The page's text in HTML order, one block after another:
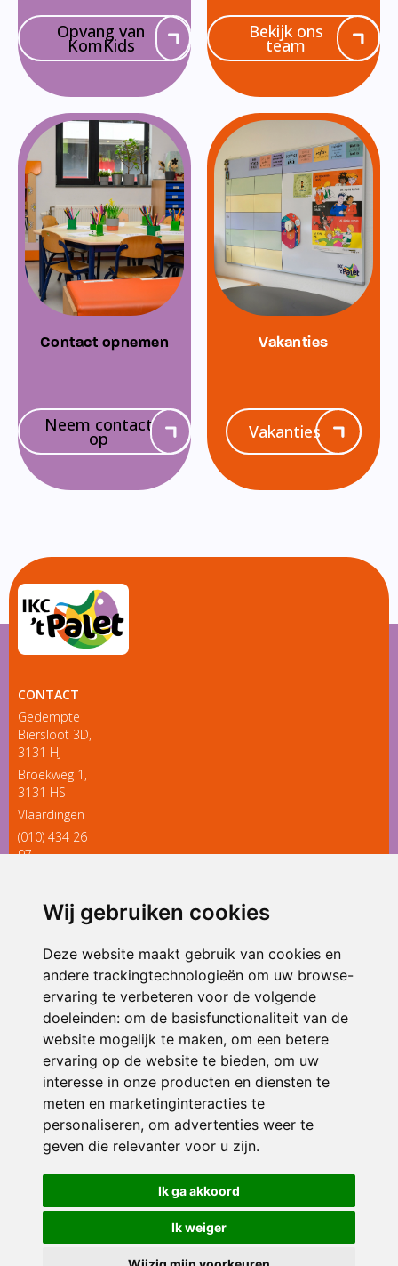
Wij gebruiken cookies
Deze website maakt gebruik van cookies en
andere trackingtechnologieën om uw browse-
ervaring te verbeteren voor de volgende
doeleinden: om de basisfunctionaliteit van de
website mogelijk te maken, om een betere
ervaring op de website te bieden, om uw
interesse in onze producten en diensten te
meten en marketinginteracties te
personaliseren, om advertenties weer te
geven die relevanter voor u zijn.
Ik ga akkoord
Ik weiger
Opvang van
KomKids
Bekijk ons
team
Contact opnemen
Neem contact
op
Vakanties
Vakanties
CONTACT
Gedempte
Biersloot 3D,
3131 HJ
Broekweg 1,
3131 HS
Vlaardingen
(010) 434 26
97
ONDERDEEL VAN
© 2026 IKC ’t Palet | Alle rechten voorbehouden
Privacy policy|Disclaimer| Klachtenregeling|RSIN en Anbi
voorkeuren
Crealisatie The MindOffice